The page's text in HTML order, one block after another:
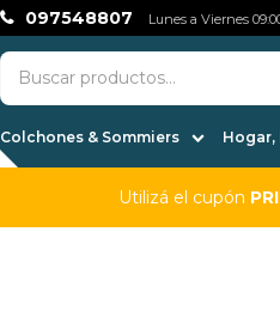
Colchones & Sommiers Hogar,
097548807 Lunes a Viernes
Utilizá el cupón